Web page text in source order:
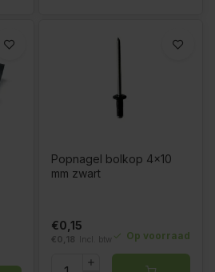
Popnagel bolkop 4x10
mm zwart
€0,15
€0,18 Incl. btw Op voorraad